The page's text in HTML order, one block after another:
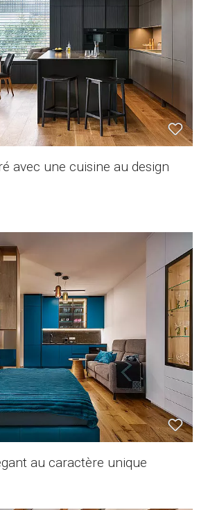
avec une cuisine au design
au caractère unique